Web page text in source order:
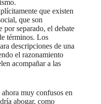
que existen
que son
por separado, el debate
términos. Los
descripciones de una
el razonamiento
acompañar a las
muy confusos en
abogar, como